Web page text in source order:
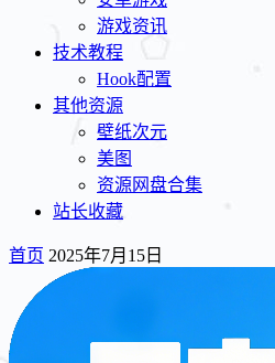
游戏资讯
技术教程
Hook配置
其他资源
壁纸次元
美图
资源网盘合集
站长收藏
首页 2025年7月15日